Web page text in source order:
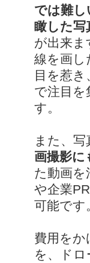
では難し
瞰した写
が出来ま
線を画し
目を惹き
で注目を
す。
また、写
画撮影に
た動画を
や企業
可能です
費用をか
を、ド